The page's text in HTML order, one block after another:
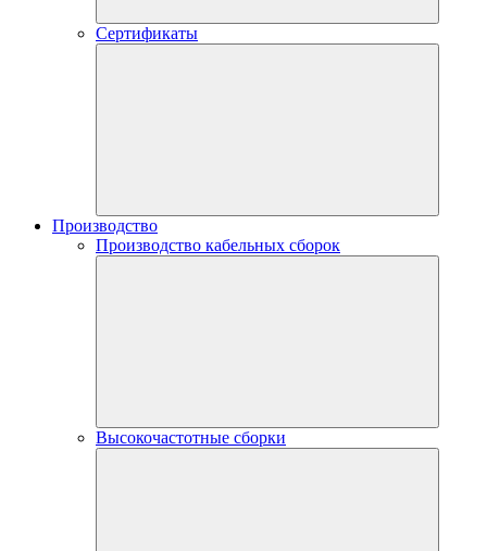
Сертификаты
Производство
Производство кабельных сборок
Высокочастотные сборки